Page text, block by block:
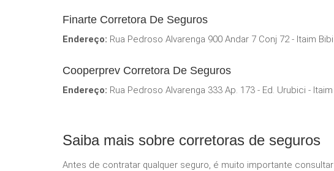
Finarte Corretora De Seguros
Endereço: Rua Pedroso Alvarenga 900 Andar 7 Conj 72 - Itaim
Cooperprev Corretora De Seguros
Endereço: Rua Pedroso Alvarenga 333 Ap. 173 - Ed. Urubici -
Saiba mais sobre corretoras de seguros
Antes de contratar qualquer seguro, é muito importante